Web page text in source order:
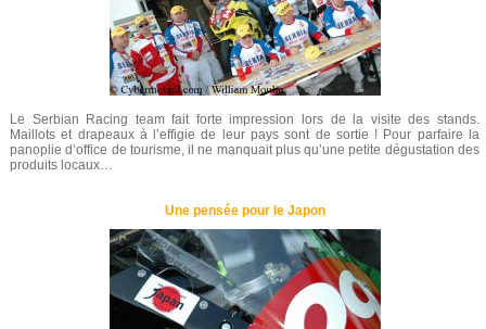
Le Serbian Racing team fait forte impression lors de la visite des stands.
Maillots et drapeaux à l’effigie de leur pays sont de sortie ! Pour parfaire la
panoplie d’office de tourisme, il ne manquait plus qu’une petite dégustation des
produits locaux…
Une pensée pour le Japon